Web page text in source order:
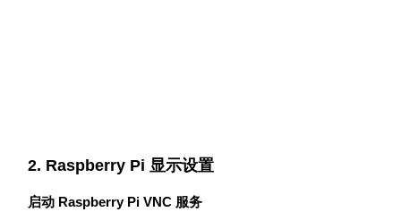
2. Raspberry Pi 显示设置
启动 Raspberry Pi VNC 服务